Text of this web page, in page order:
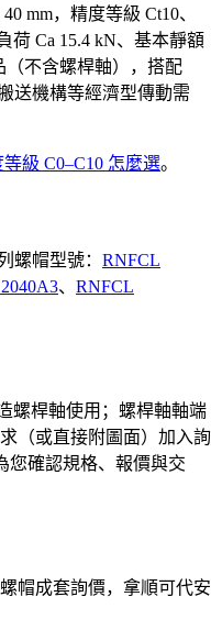
mm，精度等級 Ct10、
荷 Ca 15.4 kN、基本靜額
（不含螺桿軸），搭配
送機構等經濟型傳動需
級 C0–C10 怎麼選。
螺帽型號： RNFCL
、 RNFCL
螺桿軸使用；螺桿軸軸端
（或直接附圖面）加入詢
您確認規格、報價與交
帽成套詢價，拿順可代安